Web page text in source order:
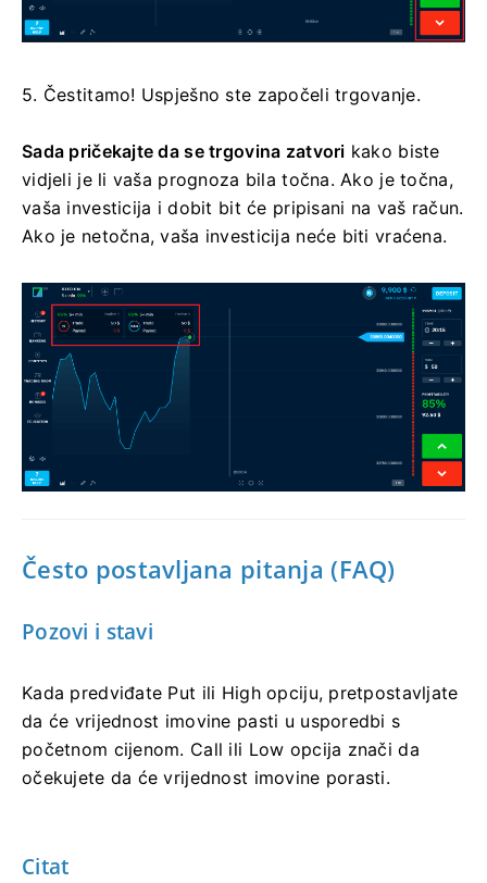
5. Čestitamo! Uspješno ste započeli trgovanje.
Sada pričekajte da se trgovina zatvori kako biste
vidjeli je li vaša prognoza bila točna. Ako je točna,
vaša investicija i dobit bit će pripisani na vaš račun.
Ako je netočna, vaša investicija neće biti vraćena.
Često postavljana pitanja (FAQ)
Pozovi i stavi
Kada predviđate Put ili High opciju, pretpostavljate
da će vrijednost imovine pasti u usporedbi s
početnom cijenom. Call ili Low opcija znači da
očekujete da će vrijednost imovine porasti.
Citat